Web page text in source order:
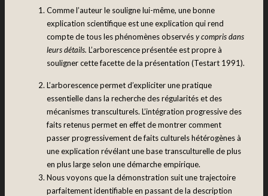
Comme l’auteur le souligne lui-même, une bonne
explication scientifique est une explication qui rend
compte de tous les phénomènes observésy compris dans
leurs détails. L’arborescence présentée est propre à
souligner cette facette de la présentation (Testart 1991).
L’arborescence permet d’expliciter une pratique
essentielle dans la recherche des régularités et des
mécanismes transculturels. L’intégration progressive des
faits retenus permet en effet de montrer comment
passer progressivement de faits culturels hétérogènes à
une explication révélant une base transculturelle de plus
en plus large selon une démarche empirique.
Nous voyons que la démonstration suit une trajectoire
parfaitement identifiable en passant de la description